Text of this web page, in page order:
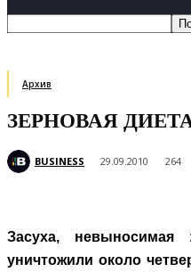
Архив
ЗЕРНОВАЯ
BUSINESS 29.09.2010 264
Засуха,
уничтожили около